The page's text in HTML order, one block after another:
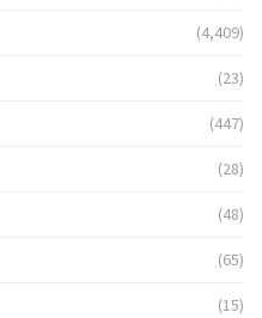
(4,409)
(23)
(447)
(28)
(48)
(65)
(15)